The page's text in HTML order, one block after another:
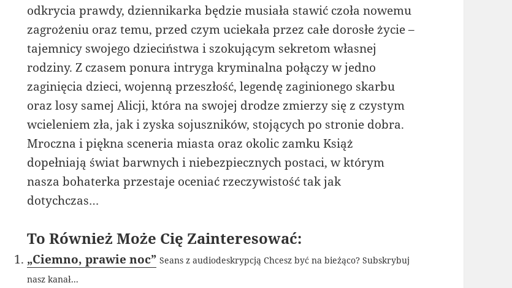
odkrycia prawdy, dziennikarka będzie musiała stawić czoła nowemu
zagrożeniu oraz temu, przed czym uciekała przez całe dorosłe życie –
tajemnicy swojego dzieciństwa i szokującym sekretom własnej
rodziny. Z czasem ponura intryga kryminalna połączy w jedno
zaginięcia dzieci, wojenną przeszłość, legendę zaginionego skarbu
oraz losy samej Alicji, która na swojej drodze zmierzy się z czystym
wcieleniem zła, jak i zyska sojuszników, stojących po stronie dobra.
Mroczna i piękna sceneria miasta oraz okolic zamku Książ
dopełniają świat barwnych i niebezpiecznych postaci, w którym
nasza bohaterka przestaje oceniać rzeczywistość tak jak
dotychczas…
To Również Może Cię Zainteresować:
„Ciemno, prawie noc” Seans z audiodeskrypcją Chcesz być na bieżąco? Subskrybuj
nasz kanał...